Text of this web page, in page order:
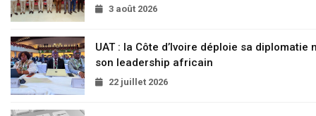
3 août 2026
UAT : la Côte d’Ivoire déploie sa
son leadership africain
22 juillet 2026